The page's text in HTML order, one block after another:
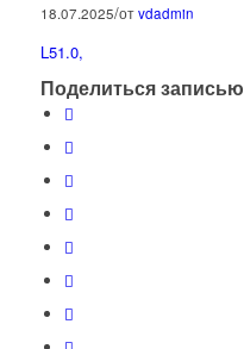
18.07.2025/отvdadmin
L51.0,
Поделиться записью